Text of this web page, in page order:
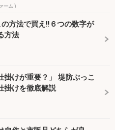
ーム )
方法で買え!!６つの数字が
方法
掛けが重要？」 堤防ぶっこ
掛けを徹底解説